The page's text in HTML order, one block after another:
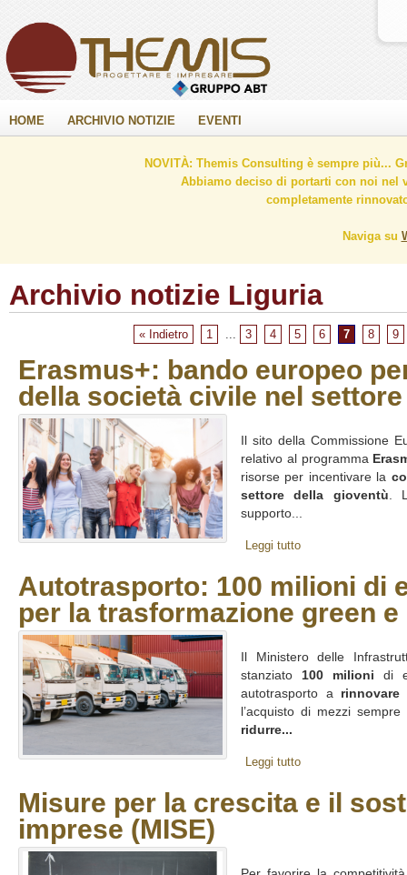
HOME ARCHIVIO NOTIZIE EVENTI
NOVITÀ: Themis Consulting è sempre più...
Abbiamo deciso di portarti con noi nel
completamente
Naviga su
Archivio notizie Liguria
« Indietro 1 ... 3 4 5 6 7 8 9
Erasmus+: bando europeo
della società civile nel
Il sito della Commissione
relativo al programma
risorse per incentivare la
settore della gioventù.
supporto...
Leggi tutto
Autotrasporto: 100 milioni di
per la trasformazione green e
Il Ministero delle
stanziato 100 milioni di
autotrasporto a
l’acquisto di mezzi
ridurre...
Leggi tutto
Misure per la crescita e il
imprese (MISE)